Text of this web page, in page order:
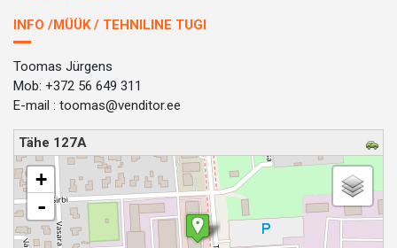
INFO /MÜÜK / TEHNILINE TUGI
Toomas Jürgens
Mob: +372 56 649 311
E-mail : toomas@venditor.ee
Tähe 127A
loading map - please wait...
+
-